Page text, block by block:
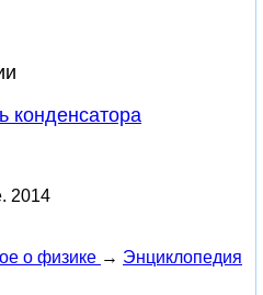
конденсатора
2014
о физике → Энциклопедия